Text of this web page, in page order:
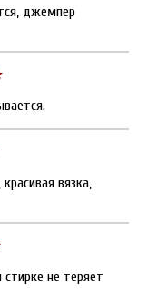
джемпер
вязка,
не теряет